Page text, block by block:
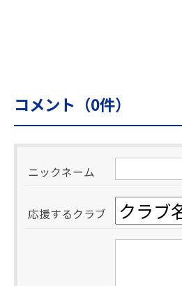
コメント（0件）
ニックネーム
応援するクラブ